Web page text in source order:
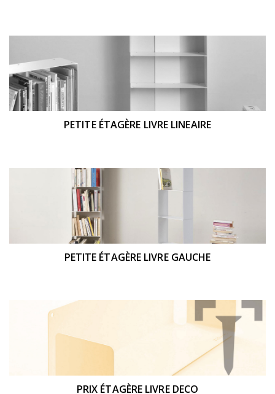
PETITE ÉTAGÈRE LIVRE LINEAIRE
PETITE ÉTAGÈRE LIVRE GAUCHE
PRIX ÉTAGÈRE LIVRE DECO